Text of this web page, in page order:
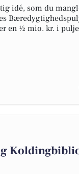
idé, som du
en ½ mio. kr. i